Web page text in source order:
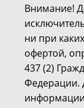
Внимание!
ни при
офертой,
437 (2)
Федерации.